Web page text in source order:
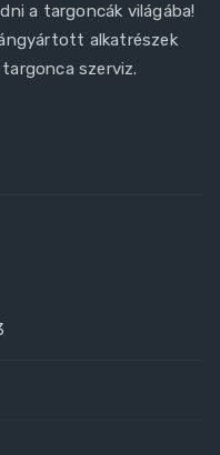
a targoncák világába!
alkatrészek
szerviz.